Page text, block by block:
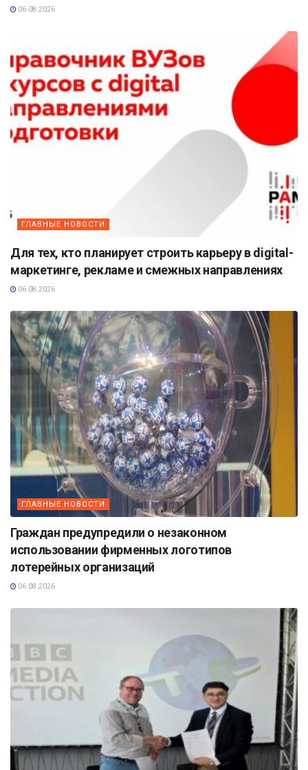
06.08.2026
ГЛАВНЫЕ НОВОСТИ
Для тех, кто планирует строить карьеру в digital-
маркетинге, рекламе и смежных направлениях
06.08.2026
ГЛАВНЫЕ НОВОСТИ
Граждан предупредили о незаконном
использовании фирменных логотипов
лотерейных организаций
06.08.2026